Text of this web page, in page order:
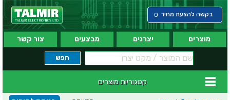
בקשה להצעת מחיר 0
מוצרים יצרנים מבצעים צור קשר
קטגוריות מוצרים